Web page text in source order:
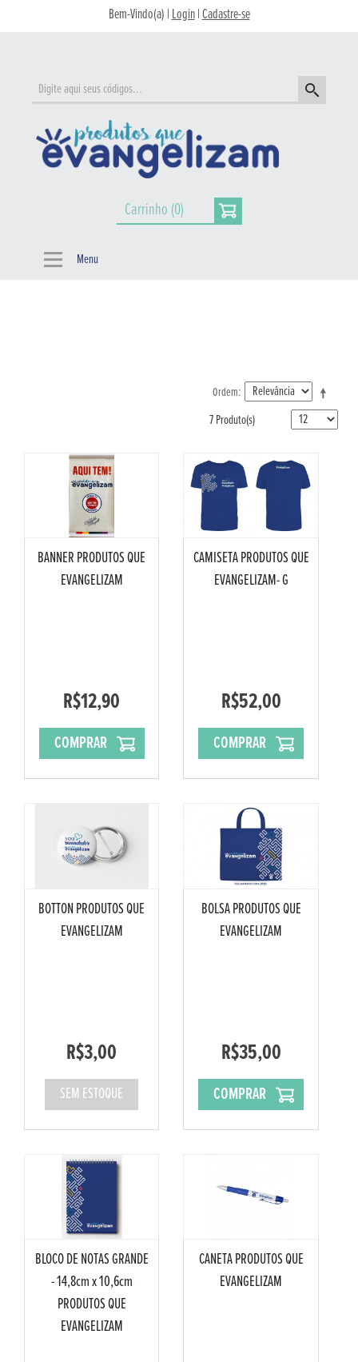
Bem-Vindo(a) |Login|Cadastre-se
Carrinho (0)
Menu
Ordem
7 Produto(s)
BANNER PRODUTOS QUE
EVANGELIZAM
R$12,90
COMPRAR
CAMISETA PRODUTOS QUE
EVANGELIZAM- G
R$52,00
COMPRAR
BOTTON PRODUTOS QUE
EVANGELIZAM
R$3,00
SEM ESTOQUE
BOLSA PRODUTOS QUE
EVANGELIZAM
R$35,00
COMPRAR
BLOCO DE NOTAS GRANDE
- 14,8cm x 10,6cm
PRODUTOS QUE
EVANGELIZAM
CANETA PRODUTOS QUE
EVANGELIZAM